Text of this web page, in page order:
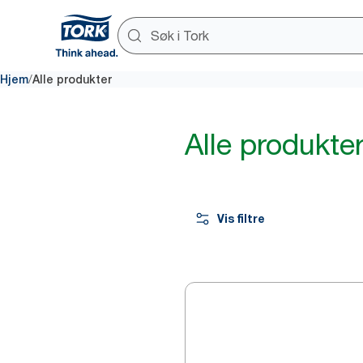
Hjem/Alle produkter
Alle
Vis filtre